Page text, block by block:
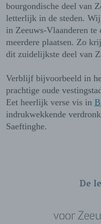
bourgondische deel van
letterlijk in de steden. Wij
in Zeeuws-Vlaanderen te
meerdere plaatsen. Zo
dit zuidelijkste deel van
Verblijf bijvoorbeeld in
prachtige oude
Eet heerlijk verse vis in
indrukwekkende
Saeftinghe.
De
voor